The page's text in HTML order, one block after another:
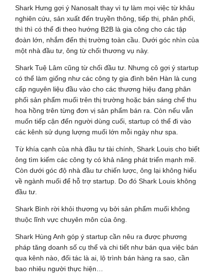
Shark Hưng gợi ý Nanosalt thay vì tự làm mọi việc từ khâu
nghiên cứu, sản xuất đến truyền thông, tiếp thị, phân phối,
thì thì có thể đi theo hướng B2B là gia công cho các tập
đoàn lớn, nhắm đến thị trường toàn cầu. Dưới góc nhìn của
một nhà đầu tư, ông từ chối thương vụ này.
Shark Tuệ Lâm cũng từ chối đầu tư. Nhưng cô gợi ý startup
có thể làm giống như các công ty gia đình bên Hàn là cung
cấp nguyên liệu đầu vào cho các thương hiệu đang phân
phối sản phẩm muối trên thị trường hoặc bán sáng chế thu
hoa hồng trên từng đơn vị sản phẩm bán ra. Còn nếu vẫn
muốn tiếp cận đến người dùng cuối, startup có thể đi vào
các kênh sử dụng lượng muối lớn mỗi ngày như spa.
Từ khía cạnh của nhà đầu tư tài chính, Shark Louis cho biết
ông tìm kiếm các công ty có khả năng phát triển mạnh mẽ.
Còn dưới góc độ nhà đầu tư chiến lược, ông lại không hiểu
về ngành muối để hỗ trợ startup. Do đó Shark Louis không
đầu tư.
Shark Bình rời khỏi thương vụ bởi sản phẩm muối không
thuộc lĩnh vực chuyên môn của ông.
Shark Hùng Anh góp ý startup cần nêu ra được phương
pháp tăng doanh số cụ thể và chi tiết như bán qua việc bán
qua kênh nào, đối tác là ai, lộ trình bán hàng ra sao, cần
bao nhiêu người thực hiện…